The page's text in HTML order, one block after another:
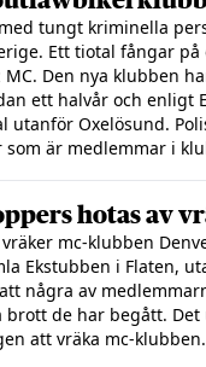
tungt kriminella
Ett tiotal fångar
MC. Den nya klubben
ett halvår och enligt
utanför Oxelösund.
som är medlemmar i
hotas av
mc-klubben
Ekstubben i Flaten,
några av
brott de har begått.
att vräka mc-klubben.